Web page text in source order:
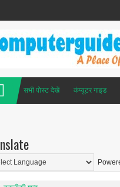
सभी पोस्ट देखें कंप्यूटर गाइड